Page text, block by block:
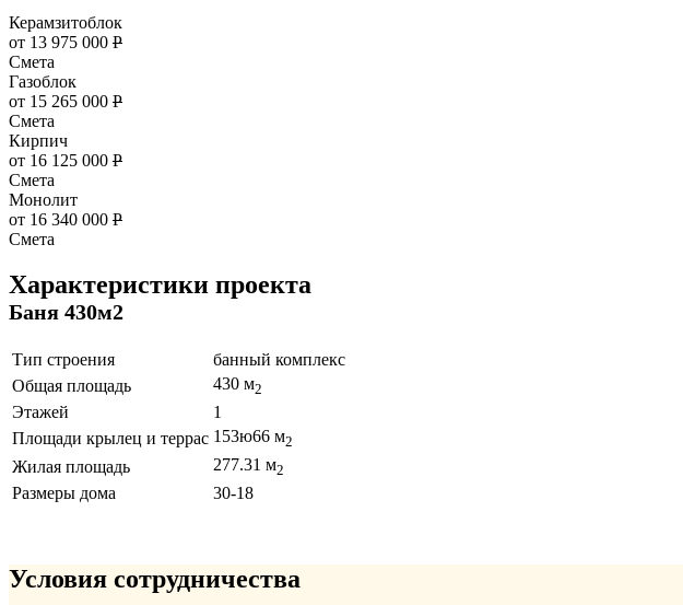
Керамзитоблок
от 13 975 000 Р
Смета
Газоблок
от 15 265 000 Р
Смета
Кирпич
от 16 125 000 Р
Смета
Монолит
от 16 340 000 Р
Смета
Характеристики проекта
Баня 430м2
Тип строения
банный комплекс
Общая площадь
430 м2
Этажей
1
Площади крылец и террас 153ю66 м2
Жилая площадь 277.31 м2
Размеры дома 30-18
Условия сотрудничества